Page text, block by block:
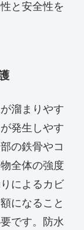
と安全性を
溜まりやす
発生しやす
の鉄骨やコ
全体の強度
によるカビ
になること
です。防水